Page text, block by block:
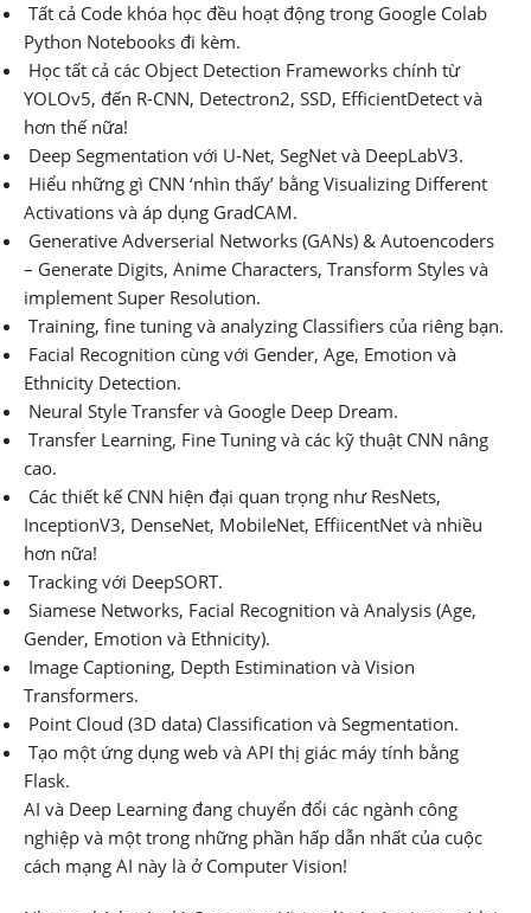
Tất cả Code khóa học đều hoạt động trong Google Colab
Python Notebooks đi kèm.
Học tất cả các Object Detection Frameworks chính từ
YOLOv5, đến R-CNN, Detectron2, SSD, EfficientDetect và
hơn thế nữa!
Deep Segmentation với U-Net, SegNet và DeepLabV3.
Hiểu những gì CNN ‘nhìn thấy’ bằng Visualizing Different
Activations và áp dụng GradCAM.
Generative Adverserial Networks (GANs) & Autoencoders
– Generate Digits, Anime Characters, Transform Styles và
implement Super Resolution.
Training, fine tuning và analyzing Classifiers của riêng bạn.
Facial Recognition cùng với Gender, Age, Emotion và
Ethnicity Detection.
Neural Style Transfer và Google Deep Dream.
Transfer Learning, Fine Tuning và các kỹ thuật CNN nâng
cao.
Các thiết kế CNN hiện đại quan trọng như ResNets,
InceptionV3, DenseNet, MobileNet, EffiicentNet và nhiều
hơn nữa!
Tracking với DeepSORT.
Siamese Networks, Facial Recognition và Analysis (Age,
Gender, Emotion và Ethnicity).
Image Captioning, Depth Estimination và Vision
Transformers.
Point Cloud (3D data) Classification và Segmentation.
Tạo một ứng dụng web và API thị giác máy tính bằng
Flask.
AI và Deep Learning đang chuyển đổi các ngành công
nghiệp và một trong những phần hấp dẫn nhất của cuộc
cách mạng AI này là ở Computer Vision!